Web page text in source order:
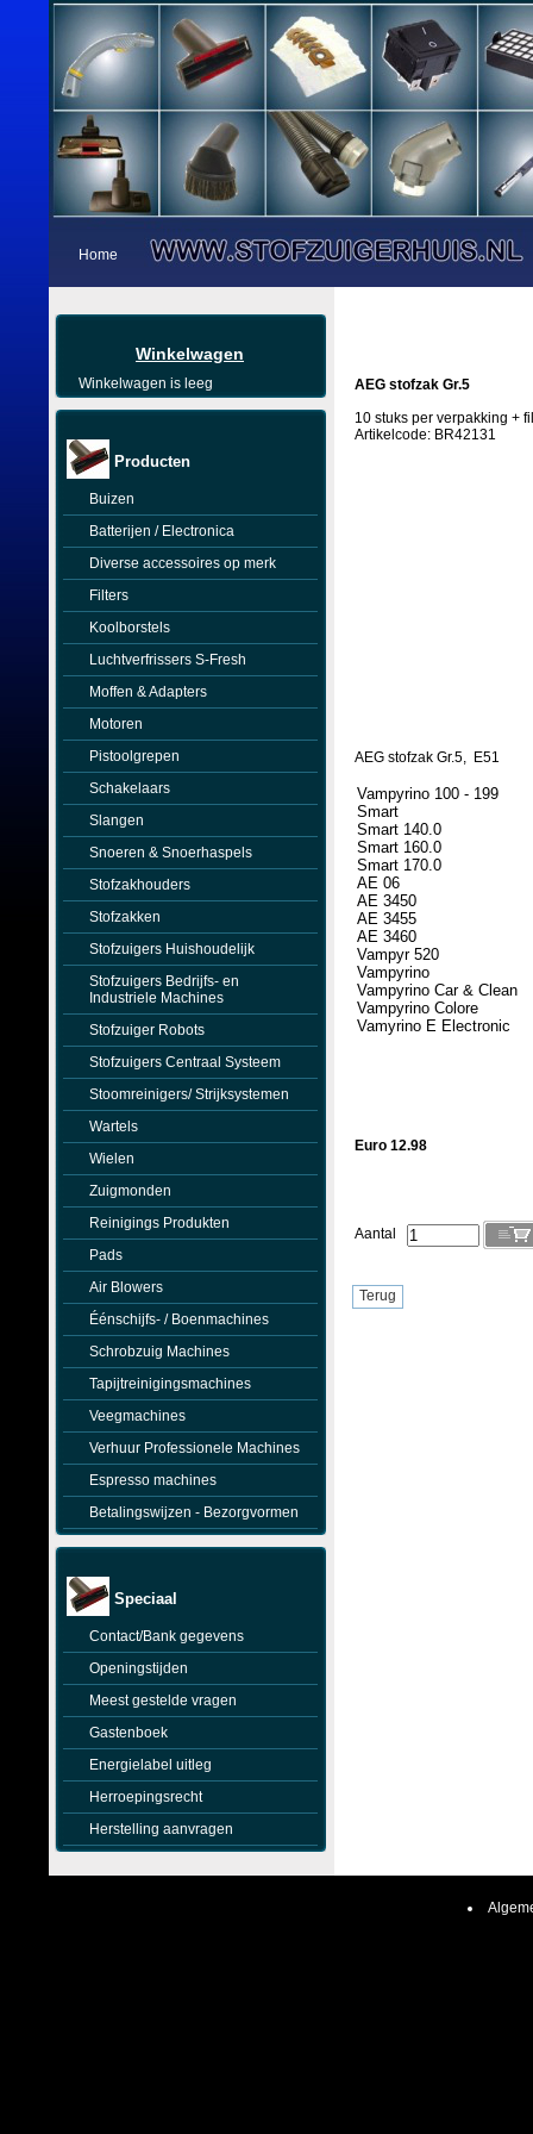
Home
Winkelwagen
Winkelwagen is leeg
Producten
Buizen
Batterijen / Electronica
Diverse accessoires op merk
Filters
Koolborstels
Luchtverfrissers S-Fresh
Moffen & Adapters
Motoren
Pistoolgrepen
Schakelaars
Slangen
Snoeren & Snoerhaspels
Stofzakhouders
Stofzakken
Stofzuigers Huishoudelijk
Stofzuigers Bedrijfs- en
Industriele Machines
Stofzuiger Robots
Stofzuigers Centraal Systeem
Stoomreinigers/ Strijksystemen
Wartels
Wielen
Zuigmonden
Reinigings Produkten
Pads
Air Blowers
Éénschijfs- / Boenmachines
Schrobzuig Machines
Tapijtreinigingsmachines
Veegmachines
Verhuur Professionele Machines
Espresso machines
Betalingswijzen - Bezorgvormen
Speciaal
Contact/Bank gegevens
Openingstijden
Meest gestelde vragen
Gastenboek
Energielabel uitleg
Herroepingsrecht
Herstelling aanvragen
AEG stofzak Gr.5
10 stuks per verpakking +
Artikelcode: BR42131
AEG stofzak Gr.5, E51
Vampyrino 100 - 199
Smart
Smart 140.0
Smart 160.0
Smart 170.0
AE 06
AE 3450
AE 3455
AE 3460
Vampyr 520
Vampyrino
Vampyrino Car & Clean
Vampyrino Colore
Vamyrino E Electronic
Euro 12.98
Aantal